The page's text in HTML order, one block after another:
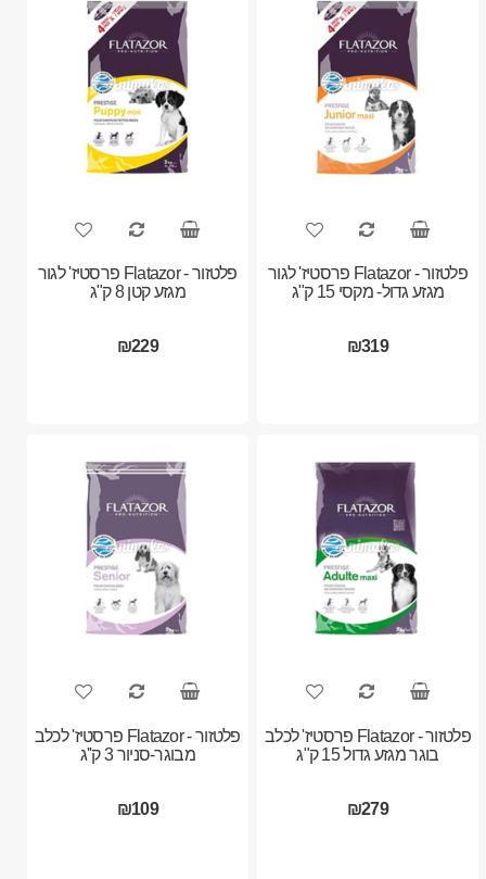
פלטזור - Flatazor פרסטיז' לגור
מגזע גדול- מקסי 15 ק"ג
₪319
פלטזור - Flatazor פרסטיז' לגור
מגזע קטן 8 ק"ג
₪229
פלטזור - Flatazor פרסטיז' לכלב
בוגר מגזע גדול 15 ק"ג
₪279
פלטזור - Flatazor פרסטיז' לכלב
מבוגר-סניור 3 ק''ג
₪109